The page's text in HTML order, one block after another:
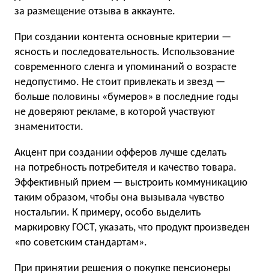
за размещение отзыва в аккаунте.
При создании контента основные критерии —
ясность и последовательность. Использование
современного сленга и упоминаний о возрасте
недопустимо. Не стоит привлекать и звезд —
больше половины «бумеров» в последние годы
не доверяют рекламе, в которой участвуют
знаменитости.
Акцент при создании офферов лучше сделать
на потребность потребителя и качество товара.
Эффективный прием — выстроить коммуникацию
таким образом, чтобы она вызывала чувство
ностальгии. К примеру, особо выделить
маркировку ГОСТ, указать, что продукт произведен
«по советским стандартам».
При принятии решения о покупке пенсионеры